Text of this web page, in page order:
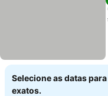
Selecione as datas
exatos.